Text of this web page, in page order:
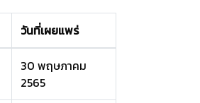
วันที่เผยแพร่
30 พฤษภาคม
2565